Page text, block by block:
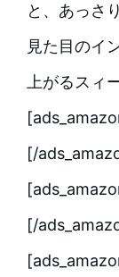
と、あっさ
見た目のイ
上がるスィ
[/
[/